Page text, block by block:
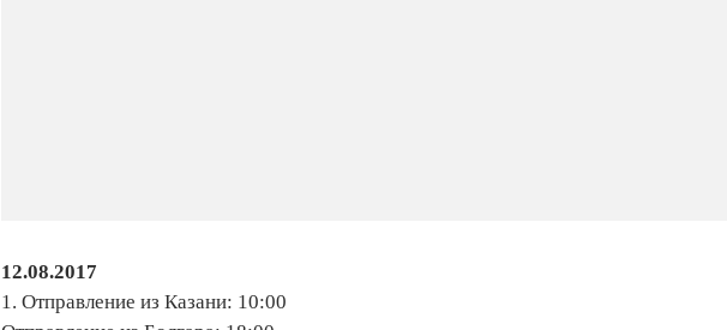
12.08.2017
1. Отправление из Казани: 10:00